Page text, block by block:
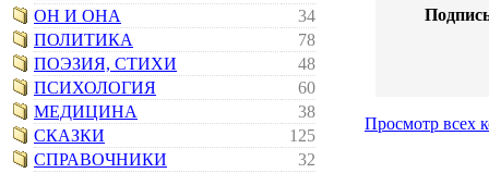
ОН И ОНА
34
ПОЛИТИКА
78
ПОЭЗИЯ, СТИХИ
48
ПСИХОЛОГИЯ
60
МЕДИЦИНА
38
СКАЗКИ
125
СПРАВОЧНИКИ
32
Просмотр всех